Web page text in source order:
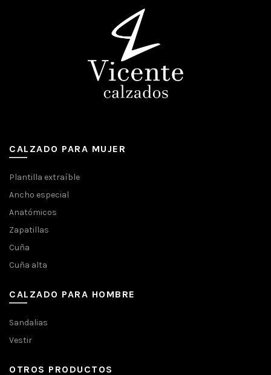
CALZADO PARA MUJER
Plantilla extraíble
Ancho especial
Anatómicos
Zapatillas
Cuña
Cuña alta
CALZADO PARA HOMBRE
Sandalias
Vestir
OTROS PRODUCTOS